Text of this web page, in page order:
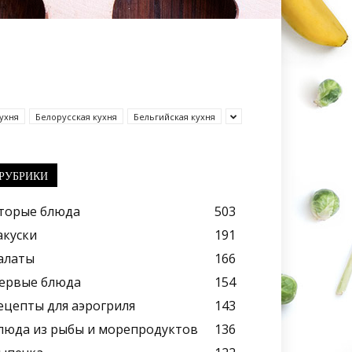
Белорусская кухня Бельгийская кухня
блюда
503
191
166
блюда
154
для аэрогриля
143
из рыбы и морепродуктов
136